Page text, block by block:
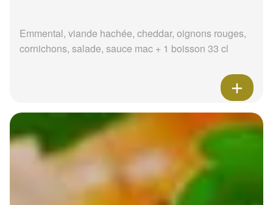
Emmental, viande hachée, cheddar, oignons rouges,
cornichons, salade, sauce mac + 1 boisson 33 cl